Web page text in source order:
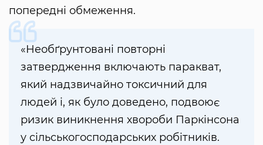
попередні обмеження.
«Необґрунтовані повторні
затвердження включають паракват,
який надзвичайно токсичний для
людей і, як було доведено, подвоює
ризик виникнення хвороби Паркінсона
у сільськогосподарських робітників.